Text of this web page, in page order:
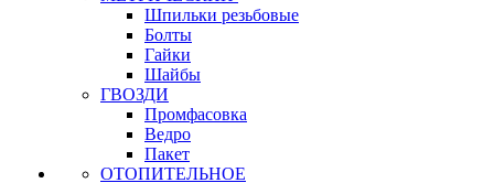
Шпильки резьбовые
Болты
Гайки
Шайбы
ГВОЗДИ
Промфасовка
Ведро
Пакет
ОТОПИТЕЛЬНОЕ